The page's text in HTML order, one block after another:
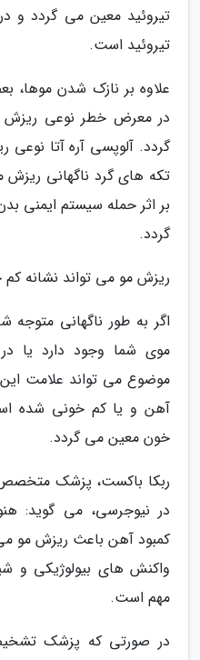
تیروئید معین می گردد و
تیروئید است.
علاوه بر نازک شدن موها،
در معرض خطر نوعی ریزش
گردد. آلوپسی آره آتا
تکه های گرد ناگهانی
بر اثر حمله سیستم ایمنی
گردد.
ریزش مو می تواند نشانه
اگر به طور ناگهانی
موی شما وجود دارد یا
موضوع می تواند علامت
آهن و یا کم خونی شده
خون معین می گردد.
ربکا باکست، پزشک
در نیوجرسی، می گوید:
کمبود آهن باعث ریزش مو
واکنش های بیولوژیکی و
مهم است.
در صورتی که پزشک